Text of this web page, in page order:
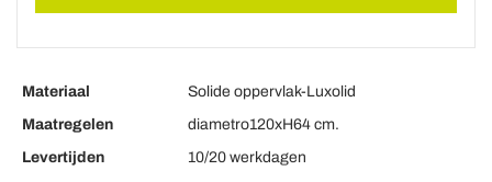
Materiaal
Solide oppervlak-Luxolid
Maatregelen
diametro120xH64 cm.
Levertijden
10/20 werkdagen